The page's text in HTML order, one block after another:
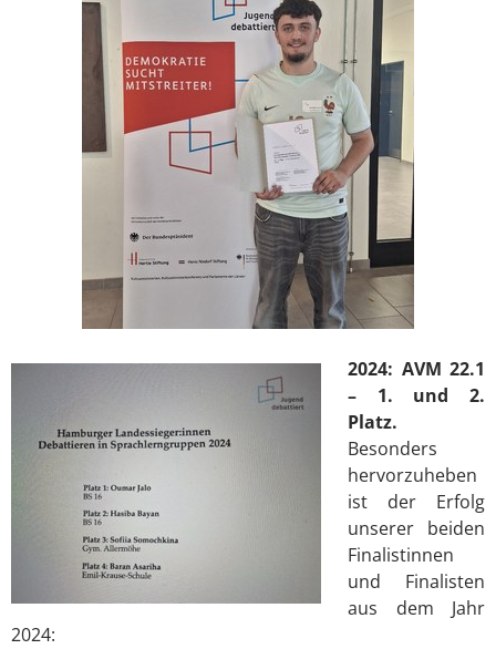
2024: AVM 22.1
– 1. und 2.
Platz.
Besonders
hervorzuheben
ist der Erfolg
unserer beiden
Finalistinnen
und Finalisten
aus dem Jahr
2024: